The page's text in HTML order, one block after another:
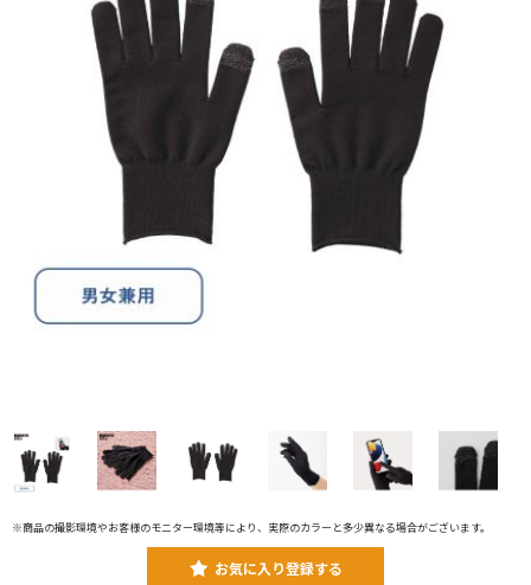
※商品の撮影環境やお客様のモニター環境等により、実際のカラーと多少異なる場合がございます。
お気に入り登録する